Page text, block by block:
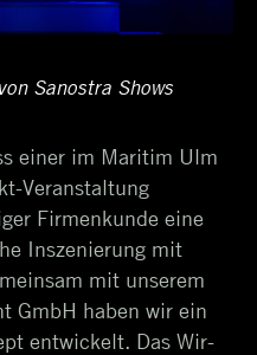
Sanostra Shows
einer im Maritim Ulm
Veranstaltung
Firmenkunde eine
Inszenierung mit
mit unserem
GmbH haben wir ein
entwickelt. Das Wir-